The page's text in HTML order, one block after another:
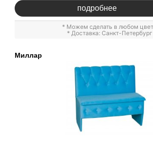
подробнее
* Можем сделать в любом
* Доставка: Санкт-Петербург
Миллар